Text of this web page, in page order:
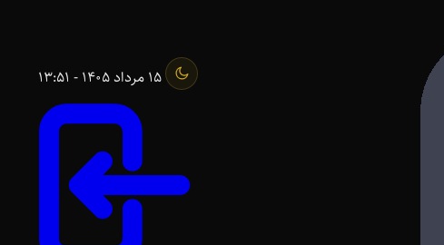
15 مرداد 1405 - 13:51